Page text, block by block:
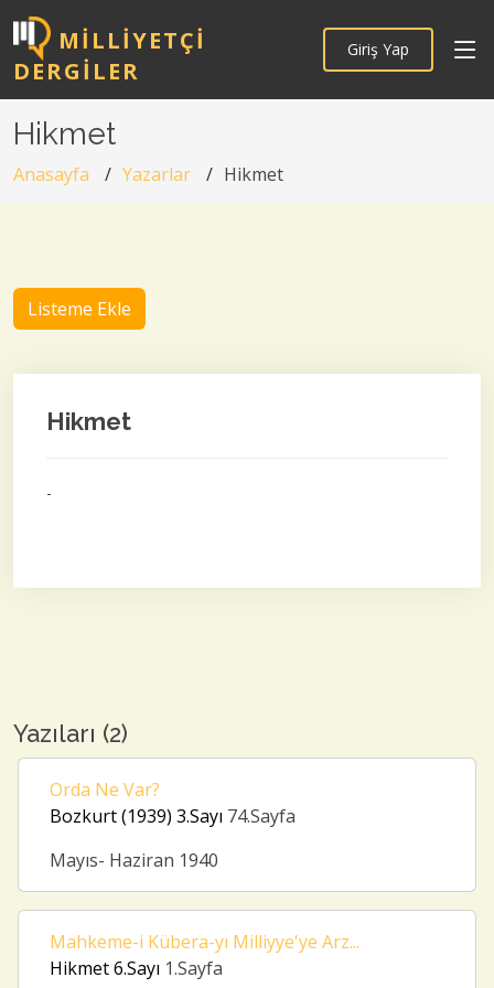
MILLIYETÇI
DERGILER
Giriş Yap
Hikmet
Anasayfa Yazarlar Hikmet
Listeme Ekle
Hikmet
-
Yazıları (2)
Orda Ne Var?
Bozkurt (1939) 3.Sayı 74.Sayfa
Mayıs- Haziran 1940
Mahkeme-i Kübera-yı Milliyye'ye Arz...
Hikmet6.Sayı 1.Sayfa